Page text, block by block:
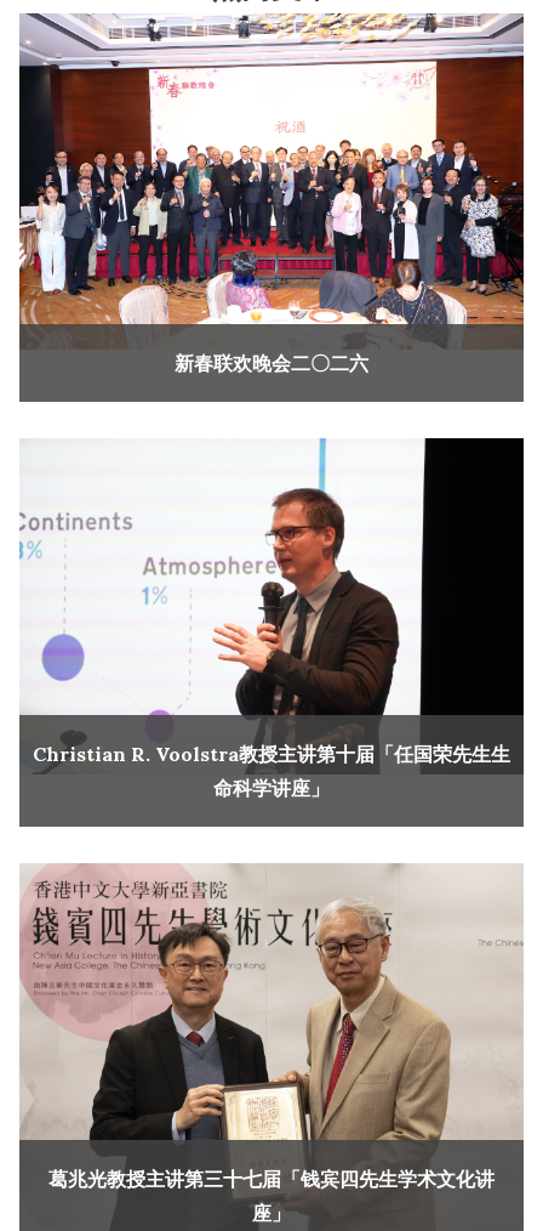
新春联欢晚会二〇二六
Christian R. Voolstra教授主讲第十届「任国荣先生生
命科学讲座」
葛兆光教授主讲第三十七届「钱宾四先生学术文化讲
座」